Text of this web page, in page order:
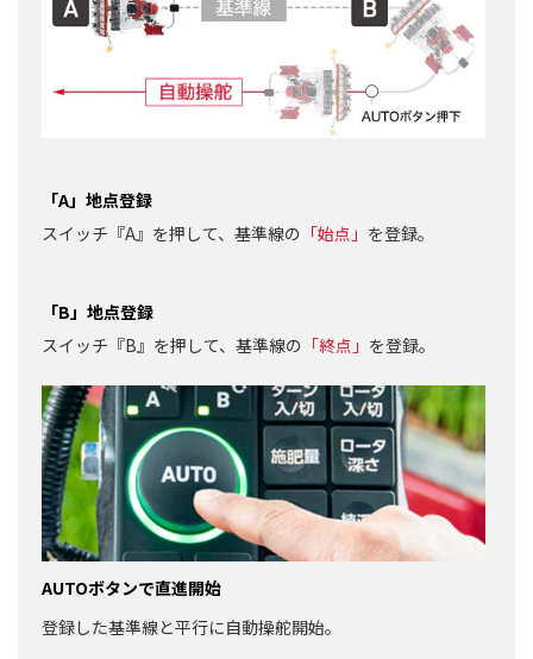
「A」地点登録
スイッチ『A』を押して、基準線の 「始点」 を登録。
「B」地点登録
スイッチ『B』を押して、基準線の 「終点」 を登録。
AUTOボタンで直進開始
登録した基準線と平行に自動操舵開始。